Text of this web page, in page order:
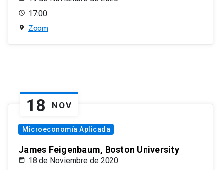
17:00
Zoom
18 NOV
Microeconomía Aplicada
James Feigenbaum, Boston University
18 de Noviembre de 2020